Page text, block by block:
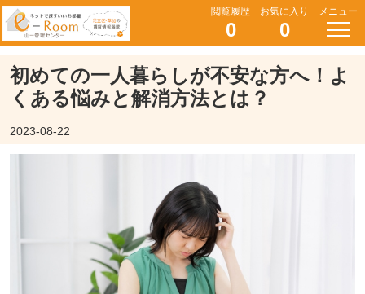
閲覧履歴
0
お気に入り
0
メニュー
初めての一人暮らしが不安な方へ！よ
くある悩みと解消方法とは？
2023-08-22